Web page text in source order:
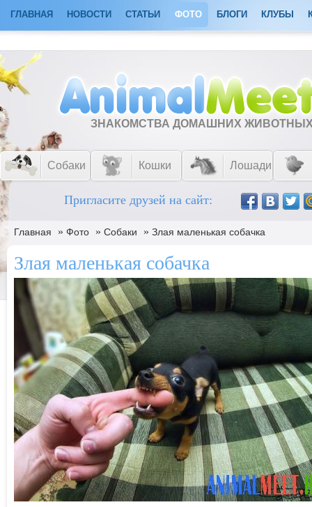
ГЛАВНАЯ НОВОСТИ СТАТЬИ ФОТО БЛОГИ КЛУБЫ
ЗНАКОМСТВА ДОМАШНИХ
Собаки Кошки Лошади
Пригласите друзей на сайт:
Главная » Фото » Собаки » Злая маленькая собачка
Злая маленькая собачка